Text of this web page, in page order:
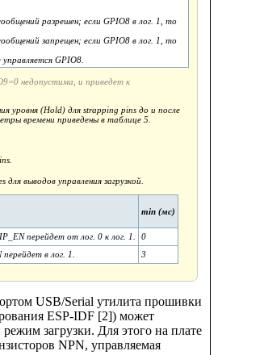
разрешен; если GPIO8 в лог. 1, то
запрещен; если GPIO8 в лог. 1, то
GPIO8.
недопустима, и приведет к
уровня (Hold) для strapping pins до и после
времени приведены в таблице 5.
выводов управления загрузкой.
min (мс)
перейдет от лог. 0 к лог. 1.
0
в лог. 1. 3
USB/Serial утилита прошивки
ESP-IDF [2]) может
загрузки. Для этого на плате
NPN, управляемая